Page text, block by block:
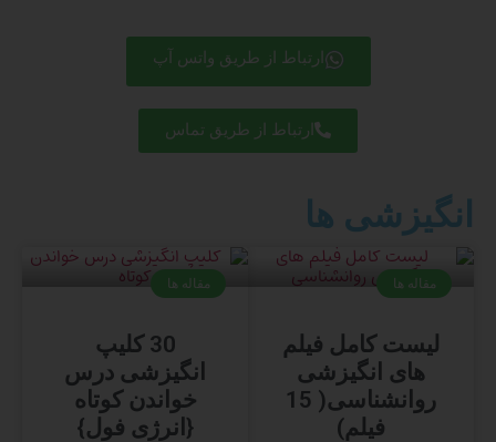
ارتباط از طریق واتس آپ
ارتباط از طریق تماس
انگیزشی ها
مقاله ها
لیست کامل فیلم
های انگیزشی
روانشناسی( 15
فیلم)
مقاله ها
30 کلیپ
انگیزشی درس
خواندن کوتاه
{انرژی فول}